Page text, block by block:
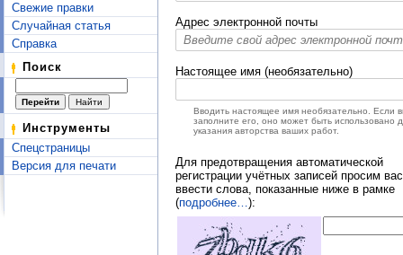
Свежие правки
Случайная статья
Справка
Поиск
Инструменты
Спецстраницы
Версия для печати
Адрес электронной почты
Настоящее имя (необязательно)
Вводить настоящее имя необязательно. Если
заполните его, оно может быть использовано
указания авторства ваших работ.
Для предотвращения автоматической
регистрации учётных записей просим вас
ввести слова, показанные ниже в рамке
(подробнее… ):